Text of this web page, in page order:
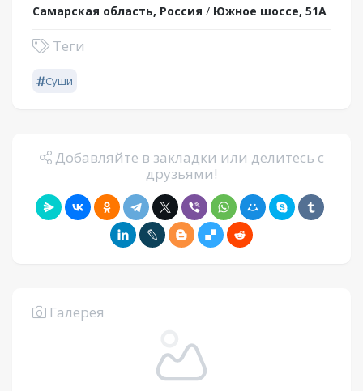
Самарская область, Россия / Южное шоссе, 51А
Теги
Суши
Добавляйте в закладки или делитесь с
друзьями!
Галерея